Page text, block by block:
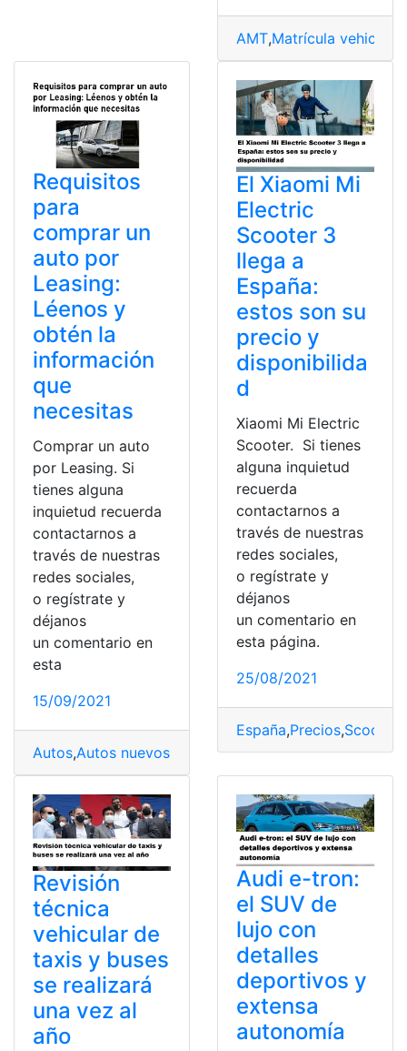
AMT,Matrícula vehicular
Requisitos
para
comprar un
auto por
Leasing:
Léenos y
obtén la
información
que
necesitas
Comprar un auto
por Leasing. Si
tienes alguna
inquietud recuerda
contactarnos a
través de nuestras
redes sociales,
o regístrate y
déjanos
un comentario en
esta
15/09/2021
Autos,Autos nuevos Coches,Comprar,Compras,
El Xiaomi Mi
Electric
Scooter 3
llega a
España:
estos son su
precio y
disponibilida
d
Xiaomi Mi Electric
Scooter. Si tienes
alguna inquietud
recuerda
contactarnos a
través de nuestras
redes sociales,
o regístrate y
déjanos
un comentario en
esta página.
25/08/2021
España,Precios,Scooter
Revisión
técnica
vehicular de
taxis y buses
se realizará
una vez al
año
Audi e-tron:
el SUV de
lujo con
detalles
deportivos y
extensa
autonomía